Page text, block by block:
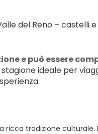
del Reno – castelli
e può essere
ideale per
tradizione